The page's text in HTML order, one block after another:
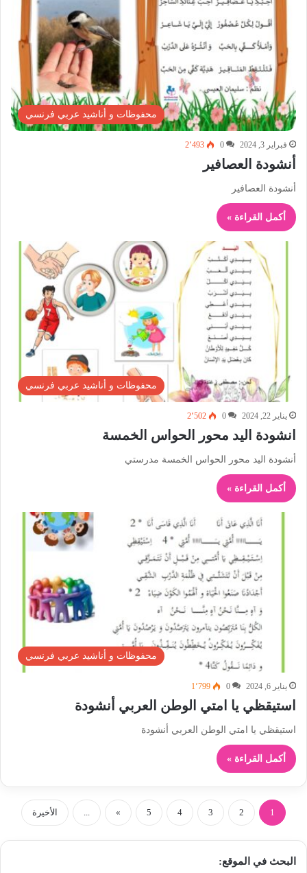
محفوظات و أناشيد عربي فرنسي
فبراير 3, 2024 0 2٬493
أنشودة العصافير
أنشودة العصافير
أكمل القراءة »
محفوظات و أناشيد عربي فرنسي
يناير 22, 2024 0 2٬502
انشودة اليد محور الحواس الخمسة
أنشودة اليد محور الحواس الخمسة مدرستي
أكمل القراءة »
محفوظات و أناشيد عربي فرنسي
يناير 6, 2024 0 1٬799
استيقظي يا امتي الوطن العربي أنشودة
استيقظي يا امتي الوطن العربي أنشودة
أكمل القراءة »
1
2
3
4
5
»
... الأخيرة
البحث في الموقع: